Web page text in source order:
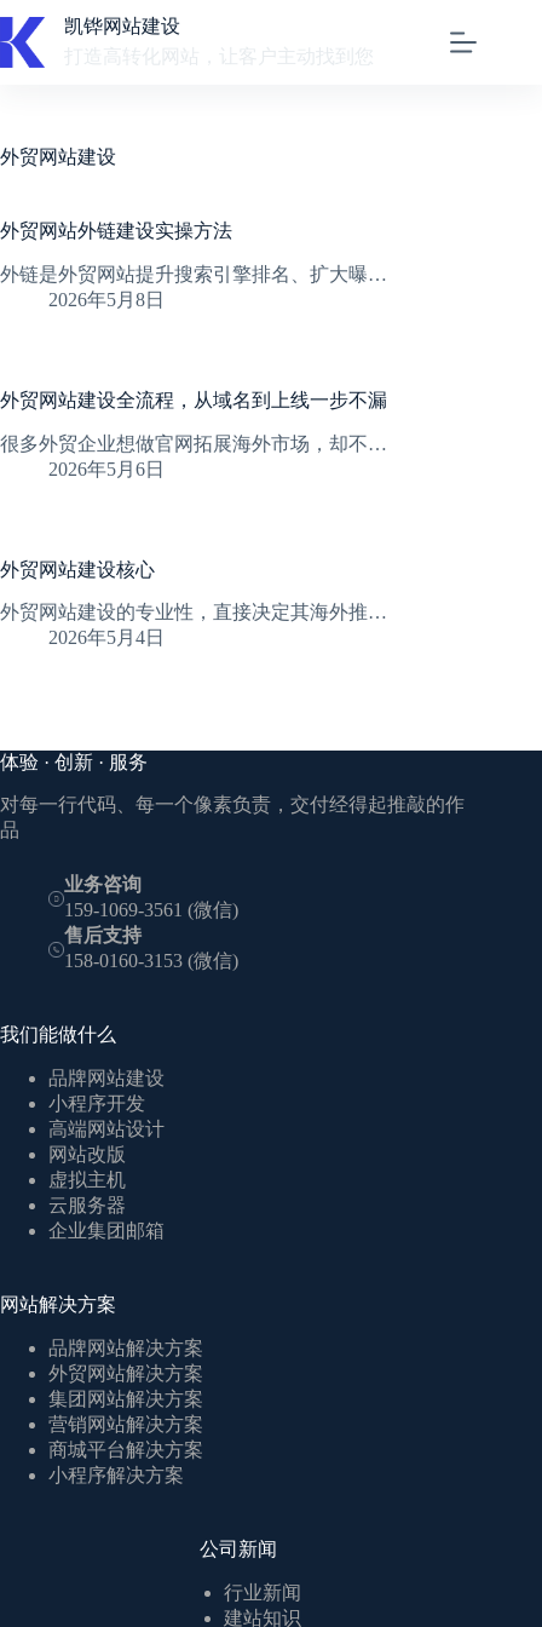
至
凯铧网站建设
打造高转化网站，让客户主动找到您
外贸网站建设
外贸网站外链建设实操方法
外链是外贸网站提升搜索引擎排名、扩大曝…
2026年5月8日
外贸网站建设全流程，从域名到上线一步不漏
很多外贸企业想做官网拓展海外市场，却不…
2026年5月6日
外贸网站建设核心
外贸网站建设的专业性，直接决定其海外推…
2026年5月4日
体验 · 创新 · 服务
对每一行代码、每一个像素负责，交付经得起推敲的作
品
业务咨询
159-1069-3561 (微信)
售后支持
158-0160-3153 (微信)
我们能做什么
品牌网站建设
小程序开发
高端网站设计
网站改版
虚拟主机
云服务器
企业集团邮箱
网站解决方案
品牌网站解决方案
外贸网站解决方案
集团网站解决方案
营销网站解决方案
商城平台解决方案
小程序解决方案
公司新闻
行业新闻
建站知识